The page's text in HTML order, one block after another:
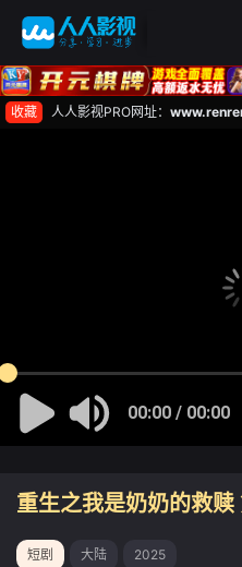
收藏 人人影视PRO网址：
00:00 / 00:00
重生之我是奶奶的救赎
短剧 大陆 2025